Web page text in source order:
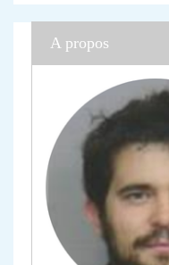
A propos